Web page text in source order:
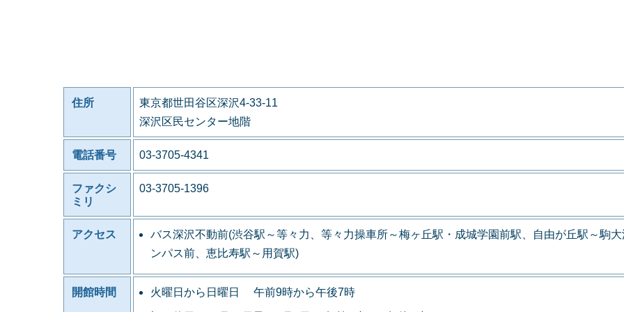
住所
東京都世田谷区深沢4-33-11
深沢区民センター地階
電話番号 03-3705-4341
ファクシ
ミリ
03-3705-1396
アクセス
バス深沢不動前(渋谷駅～等々力、等々力操車所～梅ヶ丘駅・成城学園前駅、自由が丘駅～駒
ンパス前、恵比寿駅～用賀駅)
開館時間 火曜日から日曜日 午前9時から午後7時